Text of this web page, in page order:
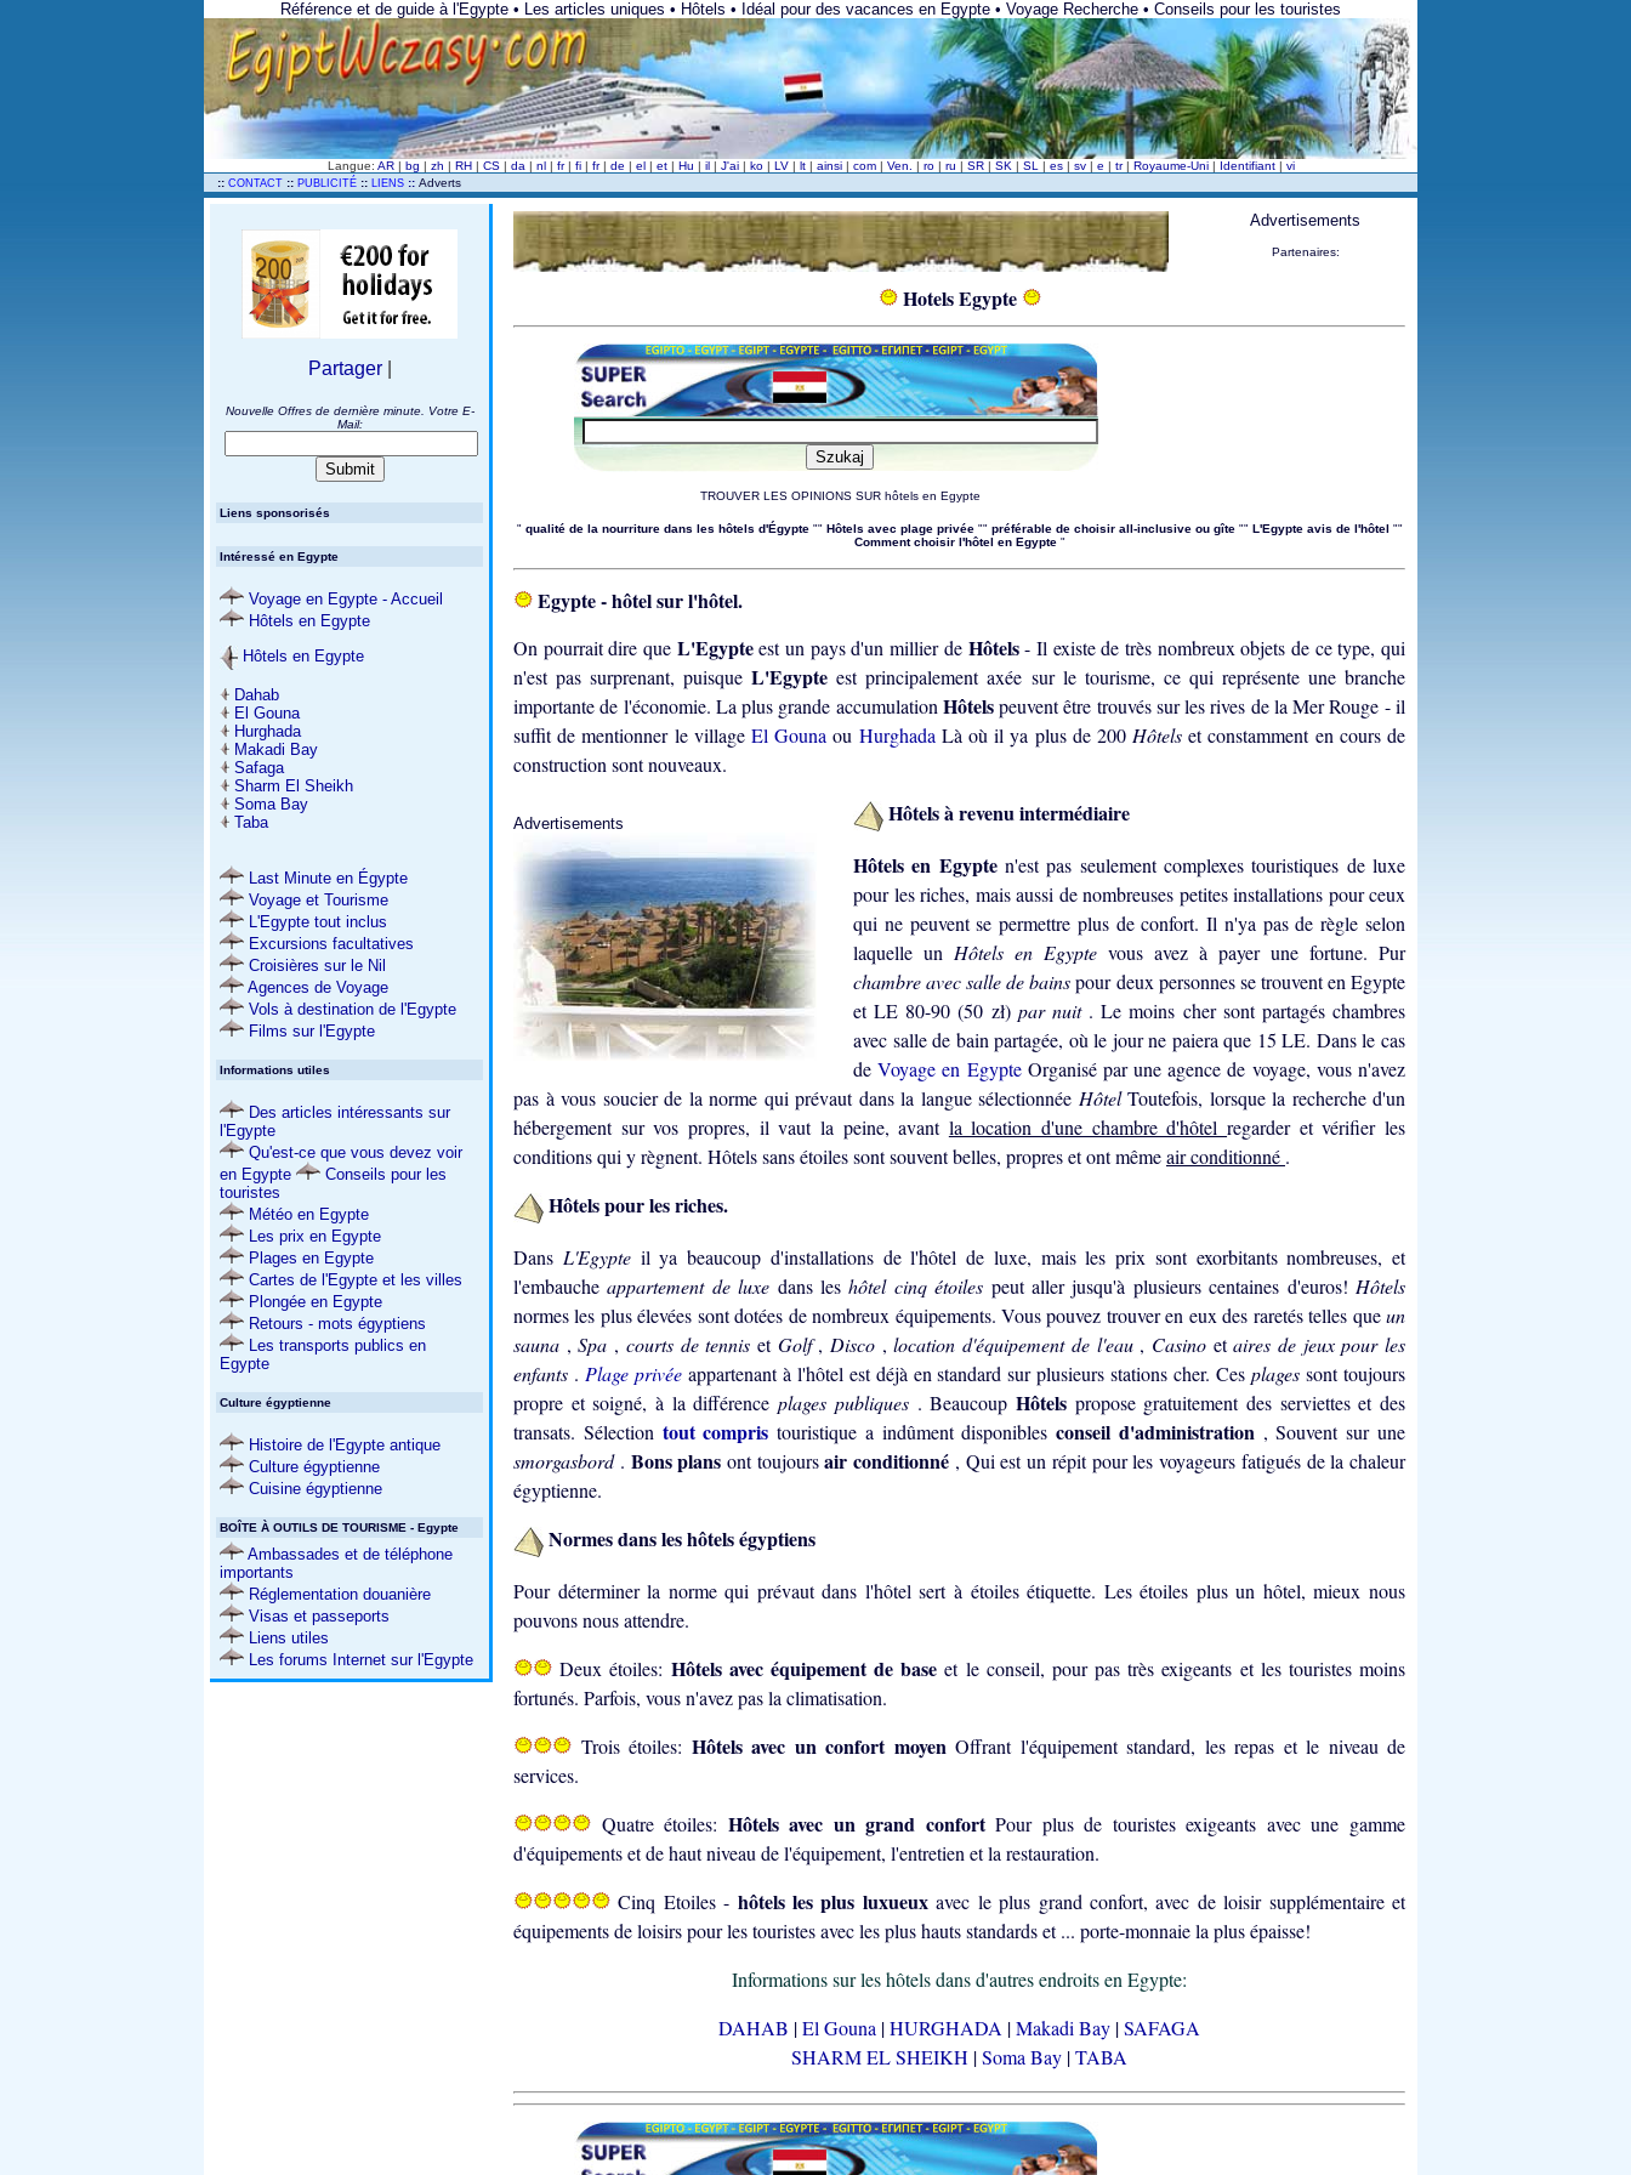
Référence et de guide à l'Egypte • Les articles uniques • Hôtels • Idéal pour des vacances en Egypte • Voyage Recherche • Conseils pour les touristes
Langue: AR | bg | zh | RH | CS | da | nl | fr | fi | fr | de | el | et | Hu | il | J'ai | ko | LV | lt | ainsi | com | Ven. | ro | ru | SR | SK | SL | es | sv | e | tr | Royaume-Uni | Identifiant | vi
:: CONTACT :: PUBLICITÉ :: LIENS :: Adverts
Partager
Nouvelle Offres de dernière minute. Votre E-
Mail:
Liens sponsorisés
Intéressé en Egypte
Voyage en Egypte - Accueil
Hôtels en Egypte
Hôtels en Egypte
Dahab
El Gouna
Hurghada
Makadi Bay
Safaga
Sharm El Sheikh
Soma Bay
Taba
Last Minute en Égypte
Voyage et Tourisme
L'Egypte tout inclus
Excursions facultatives
Croisières sur le Nil
Agences de Voyage
Vols à destination de l'Egypte
Films sur l'Egypte
Informations utiles
Des articles intéressants sur
l'Egypte
Qu'est-ce que vous devez voir
en Egypte
Conseils pour les
touristes
Météo en Egypte
Les prix en Egypte
Plages en Egypte
Cartes de l'Egypte et les villes
Plongée en Egypte
Retours - mots égyptiens
Les transports publics en
Egypte
Culture égyptienne
Histoire de l'Egypte antique
Culture égyptienne
Cuisine égyptienne
BOÎTE À OUTILS DE TOURISME - Egypte
Ambassades et de téléphone
importants
Réglementation douanière
Visas et passeports
Liens utiles
Les forums Internet sur l'Egypte
Advertisements
Partenaires:
Hotels Egypte
TROUVER LES OPINIONS SUR hôtels en Egypte
" qualité de la nourriture dans les hôtels d'Égypte "" Hôtels avec plage privée "" préférable de choisir all-inclusive ou gîte "" L'Egypte avis de l'hôtel ""
Comment choisir l'hôtel en Egypte "
Egypte - hôtel sur l'hôtel.
On pourrait dire que L'Egypteest un pays d'un millier de Hôtels- Il existe de très nombreux objets de ce type, qui
n'est pas surprenant, puisqueL'Egypteest principalement axée sur le tourisme, ce qui représente une branche
importante de l'économie. La plus grande accumulationHôtelspeuvent être trouvés sur les rives de la Mer Rouge - il
suffit de mentionner le village El Gounaou Hurghada Là où il ya plus de 200Hôtelset constamment en cours de
construction sont nouveaux.
Advertisements
Hôtels à revenu intermédiaire
Hôtels en Egypte n'est pas seulement complexes touristiques de luxe
pour les riches, mais aussi de nombreuses petites installations pour ceux
qui ne peuvent se permettre plus de confort. Il n'ya pas de règle selon
laquelle un Hôtels en Egypte vous avez à payer une fortune. Pur
chambre avec salle de bainspour deux personnes se trouvent en Egypte
et LE 80-90 (50 zł) par nuit . Le moins cher sont partagés chambres
avec salle de bain partagée, où le jour ne paiera que 15 LE. Dans le cas
deVoyage en Egypte Organisé par une agence de voyage, vous n'avez
pas à vous soucier de la norme qui prévaut dans la langue sélectionnée HôtelToutefois, lorsque la recherche d'un
hébergement sur vos propres, il vaut la peine, avant la location d'une chambre d'hôtelregarder et vérifier les
conditions qui y règnent. Hôtels sans étoiles sont souvent belles, propres et ont mêmeair conditionné .
Hôtels pour les riches.
Dans L'Egypte il ya beaucoup d'installations de l'hôtel de luxe, mais les prix sont exorbitants nombreuses, et
l'embaucheappartement de luxe dans leshôtel cinq étoiles peut aller jusqu'à plusieurs centaines d'euros! Hôtels
normes les plus élevées sont dotées de nombreux équipements. Vous pouvez trouver en eux des raretés telles queun
sauna ,Spa , courts de tennis et Golf, Disco ,location d'équipement de l'eau , Casino etaires de jeux pour les
enfants . Plage privée appartenant à l'hôtel est déjà en standard sur plusieurs stations cher. Cesplagessont toujours
propre et soigné, à la différenceplages publiques . Beaucoup Hôtels propose gratuitement des serviettes et des
transats. Sélection tout compristouristique a indûment disponiblesconseil d'administration , Souvent sur une
smorgasbord . Bons plans ont toujoursair conditionné , Qui est un répit pour les voyageurs fatigués de la chaleur
égyptienne.
Normes dans les hôtels égyptiens
Pour déterminer la norme qui prévaut dans l'hôtel sert à étoiles étiquette. Les étoiles plus un hôtel, mieux nous
pouvons nous attendre.
Deux étoiles: Hôtels avec équipement de baseet le conseil, pour pas très exigeants et les touristes moins
fortunés. Parfois, vous n'avez pas la climatisation.
Trois étoiles: Hôtels avec un confort moyen Offrant l'équipement standard, les repas et le niveau de
services.
Quatre étoiles: Hôtels avec un grand confortPour plus de touristes exigeants avec une gamme
d'équipements et de haut niveau de l'équipement, l'entretien et la restauration.
Cinq Etoiles - hôtels les plus luxueuxavec le plus grand confort, avec de loisir supplémentaire et
équipements de loisirs pour les touristes avec les plus hauts standards et ... porte-monnaie la plus épaisse!
Informations sur les hôtels dans d'autres endroits en Egypte:
DAHAB |El Gouna |HURGHADA |Makadi Bay |SAFAGA
SHARM EL SHEIKH |Soma Bay |TABA